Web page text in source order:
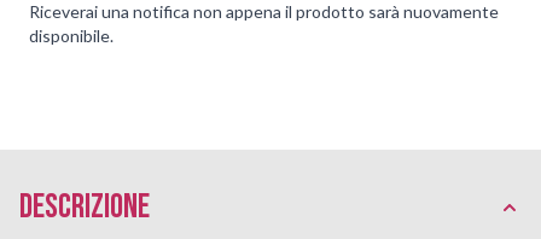
Riceverai una notifica non appena il prodotto sarà nuovamente
disponibile.
Descrizione